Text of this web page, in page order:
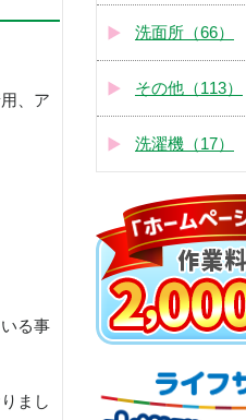
、ア
る事
まし
洗面所（66）
その他（113）
洗濯機（17）